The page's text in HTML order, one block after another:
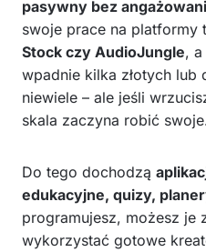
pasywny bez
swoje prace na platformy
Stock czy AudioJungle,
wpadnie kilka złotych lub
niewiele – ale jeśli
skala zaczyna robić
Do tego dochodzą
edukacyjne, quizy,
programujesz, możesz je
wykorzystać gotowe